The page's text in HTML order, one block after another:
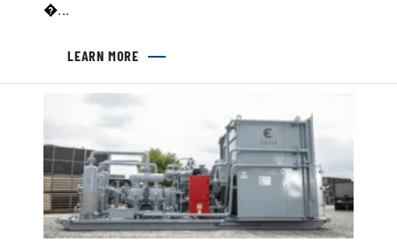
�...
LEARN MORE
ABOUT
顿
–
HM
系
列
中
最
大